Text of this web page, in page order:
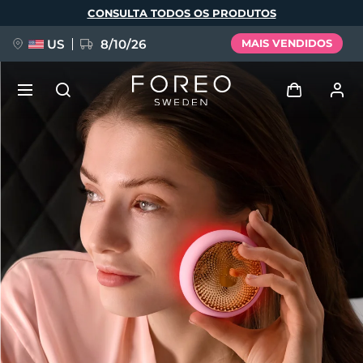
principal
CONSULTA TODOS OS PRODUTOS
US 8/10/26 MAIS VENDIDOS
Entrar
Perfil de usuário
Meus aparelhos
Meus pedidos
Meus endereços
As minhas subscrições
NOVIDADE
FAQ™ Pure Beauty-Tech Elixir
BREAKING NEWS
issa™ Teeth Whitening Set
Idioma
Deutsch
Español
Français
Italiano
Português
Polski
Svenska
Русский
Türkçe
简体中文 繁體中文